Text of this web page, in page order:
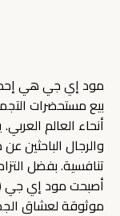
مود إي جي هي إحدى
بيع مستحضرات
أنحاء العالم
والرجال الباحثين
تنافسية. بفضل
أصبحت مود إي جي
موثوقة لعشاق